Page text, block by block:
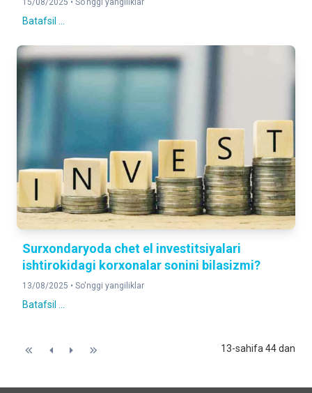
15/08/2025 • So'nggi yangiliklar
Batafsil ...
Surxondaryoda chet el investitsiyalari
ishtirokidagi korxonalar sonini bilasizmi?
13/08/2025 • So'nggi yangiliklar
Batafsil ...
13-sahifa 44 dan